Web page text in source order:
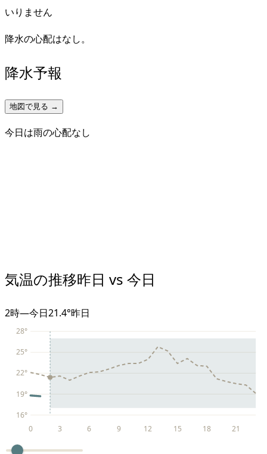
いりません
降水の心配はなし。
降水予報
地図で見る →
今日は雨の心配なし
気温の推移昨日 vs 今日
2時—今日21.4°昨日
16°
19°
22°
25°
28°
0 3 6 9 12 15 18 21